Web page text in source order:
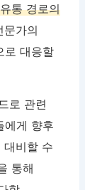
통 경로의
가의
로 대응할
로 관련
에게 향후
대비할 수
통해